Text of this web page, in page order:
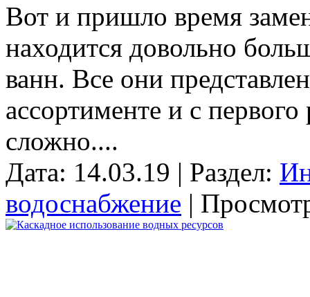
Вот и пришло время
находится довольно
ванн. Все они
ассортименте и с
сложно....
Дата: 14.03.19 | Раздел:
водоснабжение |